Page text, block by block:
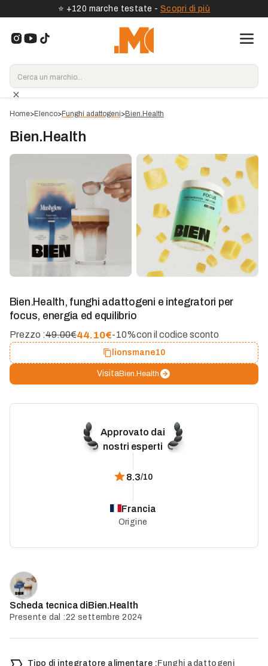
⭐️ +120 marche testate - Scopri di più
Home>Elenco>Funghi adattogeni>Bien.Health
Bien.Health
Bien.Health, funghi adattogeni e integratori per
focus, energia ed equilibrio
Prezzo :49.00€44.10€-10%con il codice sconto
lionsmane10
VisitaBien.Health
Approvato dai
nostri esperti
8.3/10
Francia
Origine
Scheda tecnica diBien.Health
Presente dal :22 settembre 2024
Tipo di integratore alimentare : Funghi adattogeni